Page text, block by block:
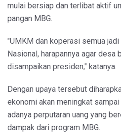
mulai bersiap dan terlibat aktif
pangan MBG.
"UMKM dan koperasi semua
Nasional, harapannya agar
disampaikan presiden," katanya.
Dengan upaya tersebut
ekonomi akan meningkat
adanya perputaran uang yang
dampak dari program MBG.